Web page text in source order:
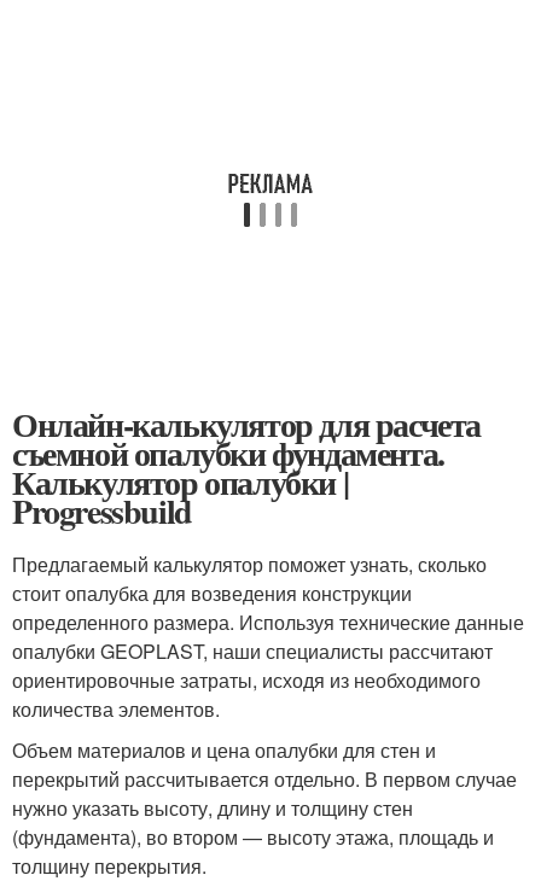
Онлайн-калькулятор для расчета
съемной опалубки фундамента.
Калькулятор опалубки |
Progressbuild
Предлагаемый калькулятор поможет узнать, сколько
стоит опалубка для возведения конструкции
определенного размера. Используя технические данные
опалубки GEOPLAST, наши специалисты рассчитают
ориентировочные затраты, исходя из необходимого
количества элементов.
Объем материалов и цена опалубки для стен и
перекрытий рассчитывается отдельно. В первом случае
нужно указать высоту, длину и толщину стен
(фундамента), во втором — высоту этажа, площадь и
толщину перекрытия.